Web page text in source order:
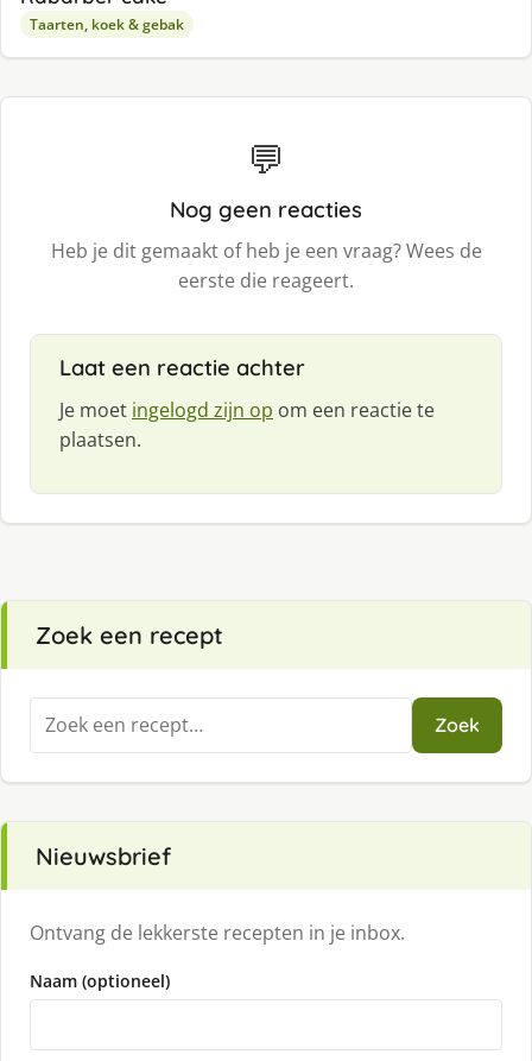
Taarten, koek & gebak
💬
Nog geen reacties
Heb je dit gemaakt of heb je een vraag? Wees de
eerste die reageert.
Laat een reactie achter
Je moet ingelogd zijn op om een reactie te
plaatsen.
Zoek een recept
Zoeken
naar:
Zoek
Nieuwsbrief
Ontvang de lekkerste recepten in je inbox.
Naam (optioneel)